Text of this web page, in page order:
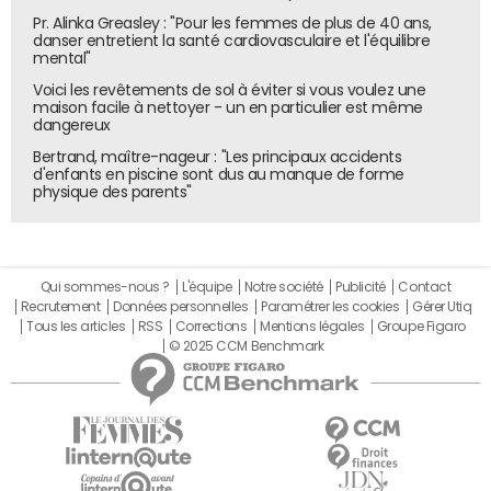
Pr. Alinka Greasley : "Pour les femmes de plus de 40 ans,
danser entretient la santé cardiovasculaire et l'équilibre
mental"
Voici les revêtements de sol à éviter si vous voulez une
maison facile à nettoyer - un en particulier est même
dangereux
Bertrand, maître-nageur : "Les principaux accidents
d'enfants en piscine sont dus au manque de forme
physique des parents"
Qui sommes-nous ? L'équipe Notre société Publicité
Contact
Recrutement
Données personnelles Paramétrer les cookies
Gérer Utiq
Tous les articles
RSS Corrections Mentions légales
Groupe Figaro
© 2025 CCM Benchmark